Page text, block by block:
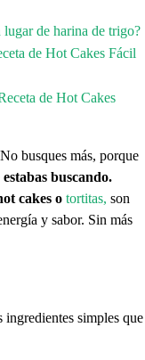
de harina de trigo?
de Hot Cakes Fácil
de Hot Cakes
busques más, porque
buscando.
cakes o tortitas, son
y sabor. Sin más
ingredientes simples que